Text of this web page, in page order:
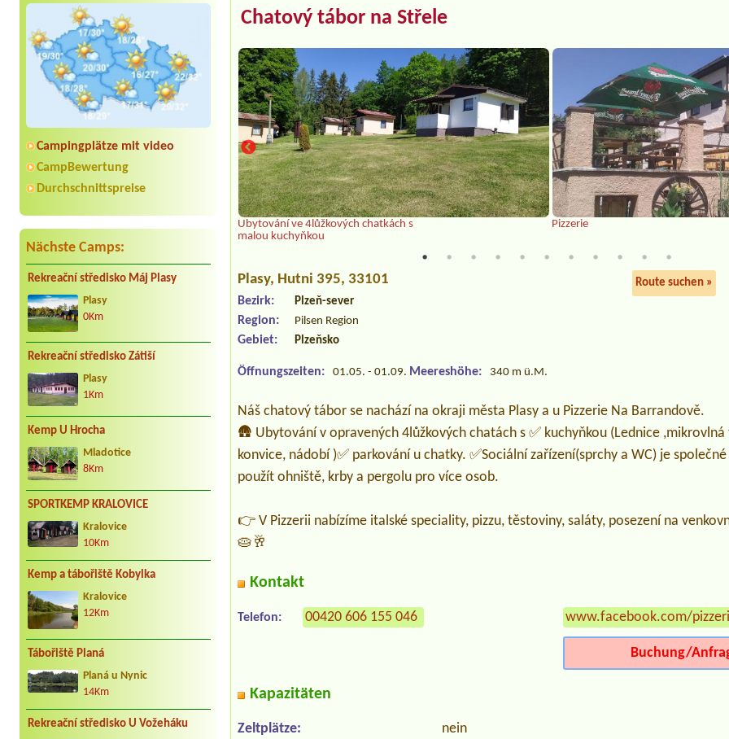
Campingplätze mit video
CampBewertung
Durchschnittspreise
Nächste Camps:
Rekreační středisko Máj Plasy
Plasy
0Km
Rekreační středisko Zátiší
Plasy
1Km
Kemp U Hrocha
Mladotice
8Km
SPORTKEMP KRALOVICE
Kralovice
10Km
Kemp a tábořiště Kobylka
Kralovice
12Km
Tábořiště Planá
Planá u Nynic
14Km
Rekreační středisko U Vožeháku
Chatový tábor na Střele
Ubytování ve 4lůžkových chatkách s
malou kuchyňkou
Pizzerie
Plasy, Hutni 395, 33101 Route suchen »
Bezirk: Plzeň-sever
Region: Pilsen Region
Gebiet: Plzeňsko
Öffnungszeiten: 01.05. - 01.09. Meereshöhe: 340 m ü.M.
Náš chatový tábor se nachází na okraji města Plasy a u Pizzerie Na Barrandově.
🛖 Ubytování v opravených 4lůžkových chatách s ✅ kuchyňkou (Lednice
konvice, nádobí )✅ parkování u chatky. ✅Sociální zařízení(sprchy a WC) je
použít ohniště, krby a pergolu pro více osob.
👉 V Pizzerii nabízíme italské speciality, pizzu, těstoviny, saláty, posezení na
🥧🥂
Kontakt
Telefon: 00420 606 155 046 www.facebook.com/
Buchung/
Kapazitäten
Zeltplätze:
nein